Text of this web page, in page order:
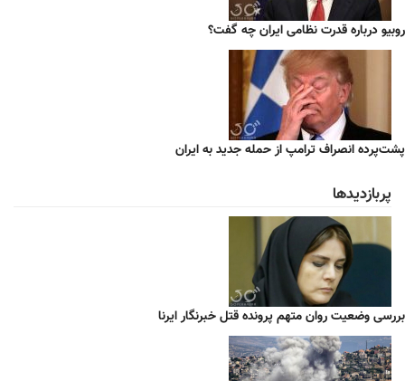
روبیو درباره قدرت نظامی ایران چه گفت؟
پشت‌پرده انصراف ترامپ از حمله جدید به ایران
پربازدیدها
بررسی وضعیت روان متهم پرونده قتل خبرنگار ایرنا